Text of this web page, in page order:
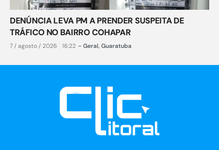
DENÚNCIA LEVA PM A PRENDER SUSPEITA DE
TRÁFICO NO BAIRRO COHAPAR
7 / agosto / 2026 16:22 - Geral, Guaratuba